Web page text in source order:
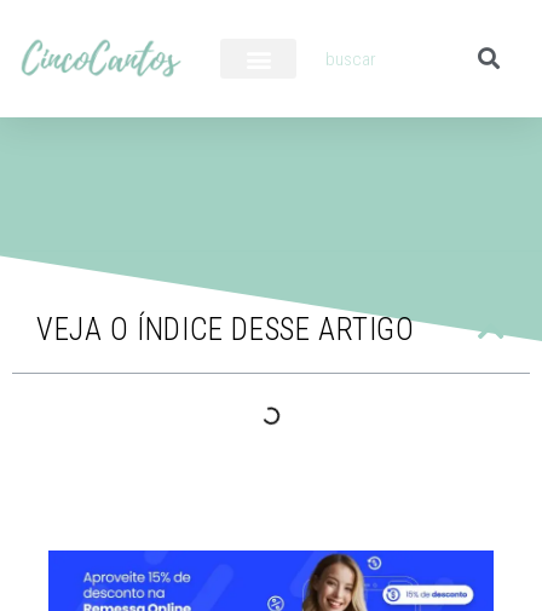
VEJA O ÍNDICE DESSE ARTIGO